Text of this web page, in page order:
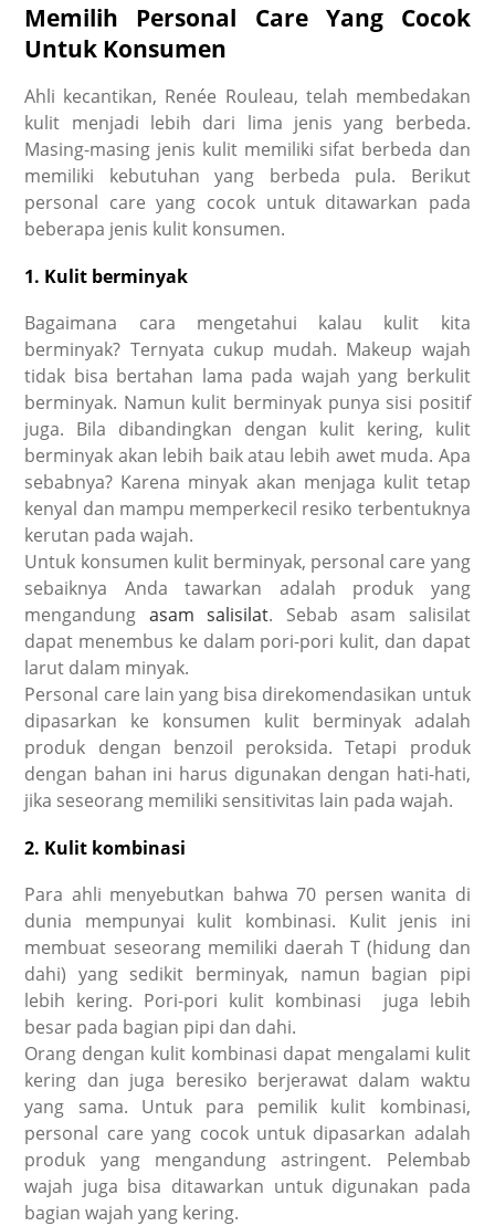
Memilih Personal Care Yang Cocok
Untuk Konsumen
Ahli kecantikan, Renée Rouleau, telah membedakan
kulit menjadi lebih dari lima jenis yang berbeda.
Masing-masing jenis kulit memiliki sifat berbeda dan
memiliki kebutuhan yang berbeda pula. Berikut
personal care yang cocok untuk ditawarkan pada
beberapa jenis kulit konsumen.
1. Kulit berminyak
Bagaimana cara mengetahui kalau kulit kita
berminyak? Ternyata cukup mudah. Makeup wajah
tidak bisa bertahan lama pada wajah yang berkulit
berminyak. Namun kulit berminyak punya sisi positif
juga. Bila dibandingkan dengan kulit kering, kulit
berminyak akan lebih baik atau lebih awet muda. Apa
sebabnya? Karena minyak akan menjaga kulit tetap
kenyal dan mampu memperkecil resiko terbentuknya
kerutan pada wajah.
Untuk konsumen kulit berminyak, personal care yang
sebaiknya Anda tawarkan adalah produk yang
mengandung asam salisilat. Sebab asam salisilat
dapat menembus ke dalam pori-pori kulit, dan dapat
larut dalam minyak.
Personal care lain yang bisa direkomendasikan untuk
dipasarkan ke konsumen kulit berminyak adalah
produk dengan benzoil peroksida. Tetapi produk
dengan bahan ini harus digunakan dengan hati-hati,
jika seseorang memiliki sensitivitas lain pada wajah.
2. Kulit kombinasi
Para ahli menyebutkan bahwa 70 persen wanita di
dunia mempunyai kulit kombinasi. Kulit jenis ini
membuat seseorang memiliki daerah T (hidung dan
dahi) yang sedikit berminyak, namun bagian pipi
lebih kering. Pori-pori kulit kombinasi juga lebih
besar pada bagian pipi dan dahi.
Orang dengan kulit kombinasi dapat mengalami kulit
kering dan juga beresiko berjerawat dalam waktu
yang sama. Untuk para pemilik kulit kombinasi,
personal care yang cocok untuk dipasarkan adalah
produk yang mengandung astringent. Pelembab
wajah juga bisa ditawarkan untuk digunakan pada
bagian wajah yang kering.